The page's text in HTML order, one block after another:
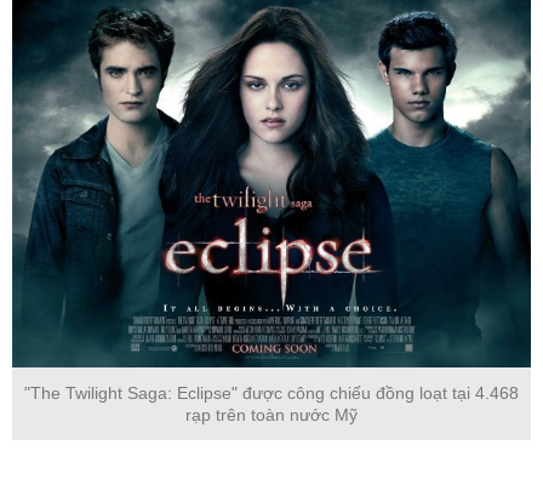
"The Twilight Saga: Eclipse" được công chiếu đồng loạt tại 4.468
rạp trên toàn nước Mỹ